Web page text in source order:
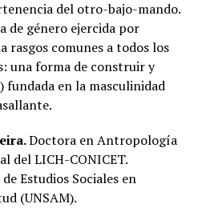
del otro-bajo-mando.
de género ejercida por
rasgos comunes a todos los
una forma de construir y
en la masculinidad
Doctora en Antropología
del LICH-CONICET.
Estudios Sociales en
(UNSAM).